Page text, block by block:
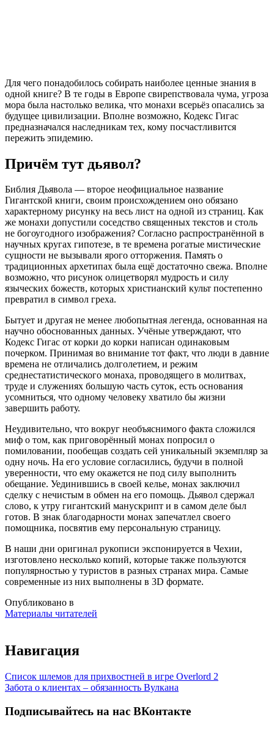
Для чего понадобилось собирать наиболее ценные знания в
одной книге? В те годы в Европе свирепствовала чума, угроза
мора была настолько велика, что монахи всерьёз опасались за
будущее цивилизации. Вполне возможно, Кодекс Гигас
предназначался наследникам тех, кому посчастливится
пережить эпидемию.
Причём тут дьявол?
Библия Дьявола — второе неофициальное название
Гигантской книги, своим происхождением оно обязано
характерному рисунку на весь лист на одной из страниц. Как
же монахи допустили соседство священных текстов и столь
не богоугодного изображения? Согласно распространённой в
научных кругах гипотезе, в те времена рогатые мистические
сущности не вызывали ярого отторжения. Память о
традиционных архетипах была ещё достаточно свежа. Вполне
возможно, что рисунок олицетворял мудрость и силу
языческих божеств, которых христианский культ постепенно
превратил в символ греха.
Бытует и другая не менее любопытная легенда, основанная на
научно обоснованных данных. Учёные утверждают, что
Кодекс Гигас от корки до корки написан одинаковым
почерком. Принимая во внимание тот факт, что люди в давние
времена не отличались долголетием, и режим
среднестатистического монаха, проводящего в молитвах,
труде и служениях большую часть суток, есть основания
усомниться, что одному человеку хватило бы жизни
завершить работу.
Неудивительно, что вокруг необъяснимого факта сложился
миф о том, как приговорённый монах попросил о
помиловании, пообещав создать сей уникальный экземпляр за
одну ночь. На его условие согласились, будучи в полной
уверенности, что ему окажется не под силу выполнить
обещание. Уединившись в своей келье, монах заключил
сделку с нечистым в обмен на его помощь. Дьявол сдержал
слово, к утру гигантский манускрипт и в самом деле был
готов. В знак благодарности монах запечатлел своего
помощника, посвятив ему персональную страницу.
В наши дни оригинал рукописи экспонируется в Чехии,
изготовлено несколько копий, которые также пользуются
популярностью у туристов в разных странах мира. Самые
современные из них выполнены в 3D формате.
Опубликовано в
Материалы читателей
Навигация
Список шлемов для прихвостней в игре Overlord 2
Забота о клиентах – обязанность Вулкана
Подписывайтесь на нас ВКонтакте